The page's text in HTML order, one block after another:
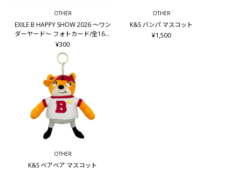
OTHER
EXILE B HAPPY SHOW 2026 ～ワン
ダーヤード～ フォトカード/全16種
＋シークレット8種
¥300
OTHER
K&S バンパ マスコット
¥1,500
OTHER
K&S ベアベア マスコット